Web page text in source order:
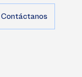
Contáctanos